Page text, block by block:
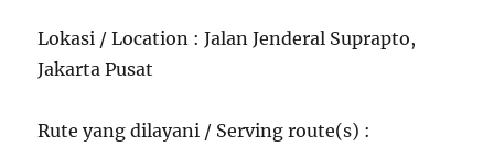
Lokasi / Location : Jalan Jenderal Suprapto,
Jakarta Pusat
Rute yang dilayani / Serving route(s) :